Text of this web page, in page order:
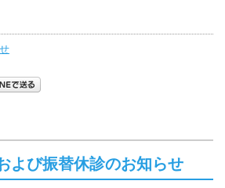
よび振替休診のお知らせ